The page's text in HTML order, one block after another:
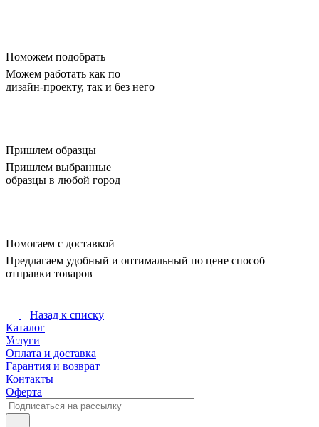
Поможем подобрать
Можем работать как по
дизайн-проекту, так и без него
Пришлем образцы
Пришлем выбранные
образцы в любой город
Помогаем с доставкой
Предлагаем удобный и оптимальный по цене способ
отправки товаров
Назад к списку
Каталог
Услуги
Оплата и доставка
Гарантия и возврат
Контакты
Оферта